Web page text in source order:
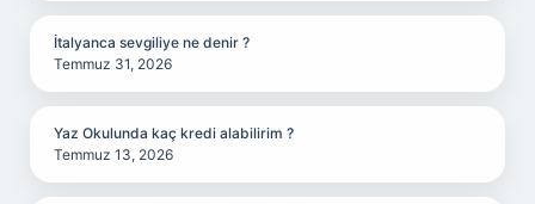
İtalyanca sevgiliye ne denir ?
Temmuz 31, 2026
Yaz Okulunda kaç kredi alabilirim ?
Temmuz 13, 2026